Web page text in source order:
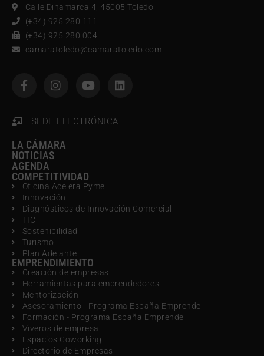
Calle Dinamarca 4, 45005 Toledo
(+34) 925 280 111
(+34) 925 280 004
camaratoledo@camaratoledo.com
SEDE ELECTRÓNICA
LA CÁMARA
NOTICIAS
AGENDA
COMPETITIVIDAD
Oficina Acelera Pyme
Innovación
Diagnósticos de Innovación Comercial
TIC
Sostenibilidad
Turismo
Plan Adelante
EMPRENDIMIENTO
Creación de empresas
Herramientas para emprendedores
Mentorización
Asesoramiento - Programa España Emprende
Formación - Programa España Emprende
Viveros de empresa
Espacios Coworking
Directorio de Empresas